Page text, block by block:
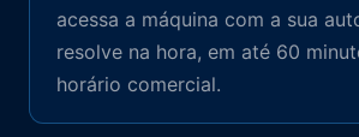
acessa a máquina com a sua
resolve na hora, em até 60
horário comercial.